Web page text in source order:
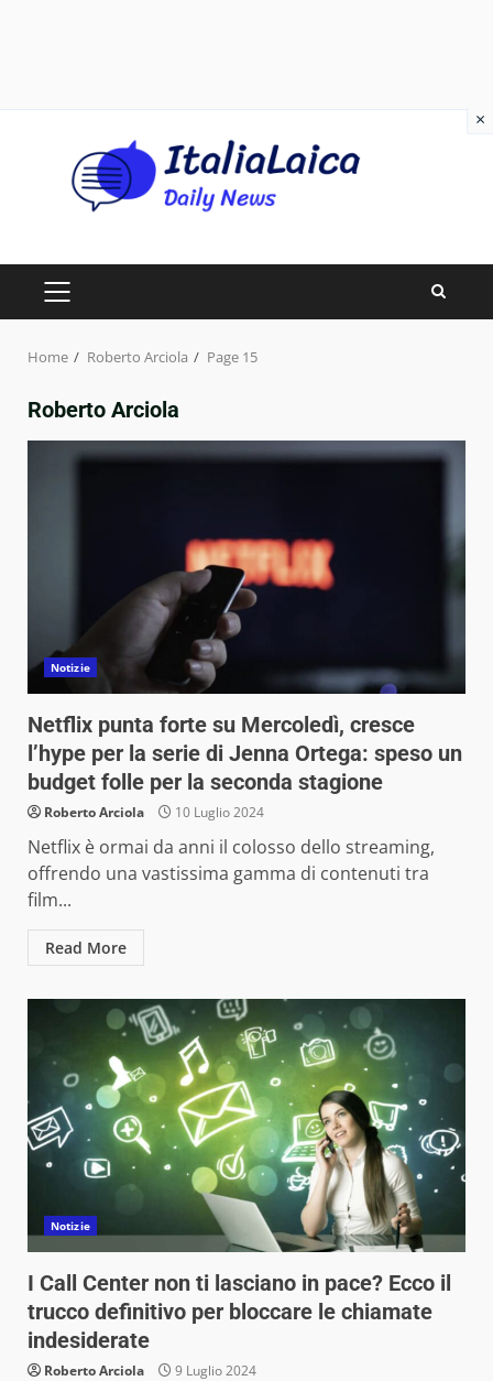
PRIMARY
MENU
Home Roberto Arciola Page 15
Roberto Arciola
Notizie
Netflix punta forte su Mercoledì, cresce
l’hype per la serie di Jenna Ortega: speso un
budget folle per la seconda stagione
Roberto Arciola 10 Luglio 2024
Netflix è ormai da anni il colosso dello streaming,
offrendo una vastissima gamma di contenuti tra
film...
Read More
Notizie
I Call Center non ti lasciano in pace? Ecco il
trucco definitivo per bloccare le chiamate
indesiderate
Roberto Arciola 9 Luglio 2024
×